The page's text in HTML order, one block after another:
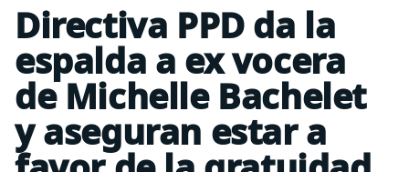
Directiva PPD da la
espalda a ex vocera
de Michelle Bachelet
y aseguran estar a